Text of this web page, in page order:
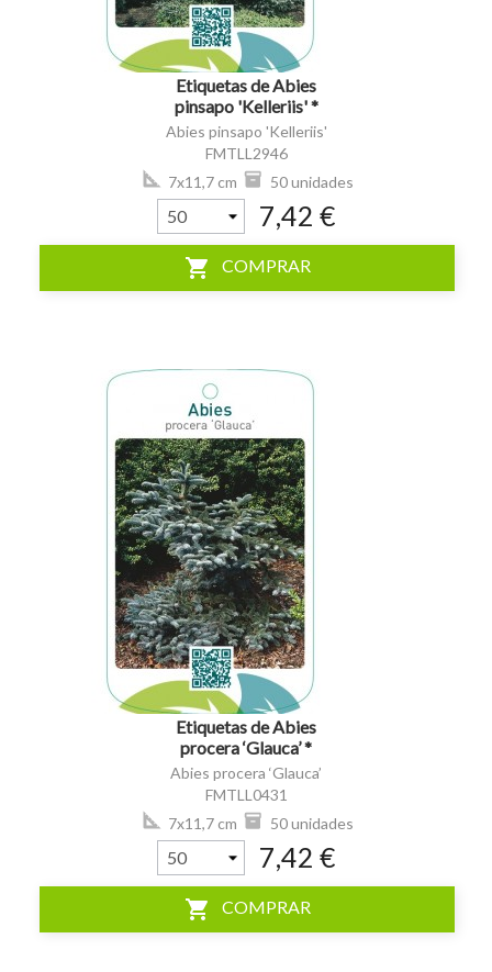
Etiquetas de Abies
pinsapo 'Kelleriis' *
Abies pinsapo 'Kelleriis'
FMTLL2946
7x11,7 cm
50 unidades
7,42 €
shopping_cart COMPRAR
Etiquetas de Abies
procera ‘Glauca’ *
Abies procera ‘Glauca’
FMTLL0431
7x11,7 cm
50 unidades
7,42 €
shopping_cart COMPRAR